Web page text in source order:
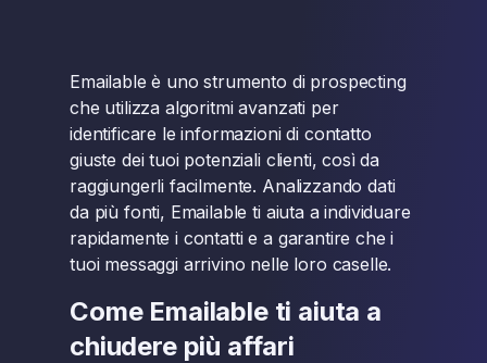
Emailable è uno strumento di prospecting
che utilizza algoritmi avanzati per
identificare le informazioni di contatto
giuste dei tuoi potenziali clienti, così da
raggiungerli facilmente. Analizzando dati
da più fonti, Emailable ti aiuta a individuare
rapidamente i contatti e a garantire che i
tuoi messaggi arrivino nelle loro caselle.
Come Emailable ti aiuta a
chiudere più affari